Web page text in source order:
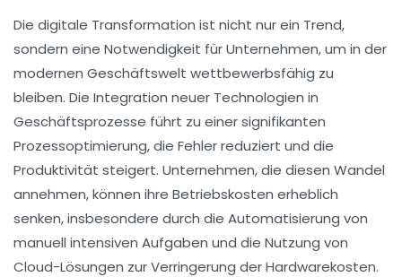
Die digitale Transformation ist nicht nur ein Trend,
sondern eine Notwendigkeit für Unternehmen, um in der
modernen Geschäftswelt wettbewerbsfähig zu
bleiben. Die Integration neuer Technologien in
Geschäftsprozesse führt zu einer signifikanten
Prozessoptimierung, die Fehler reduziert und die
Produktivität steigert. Unternehmen, die diesen Wandel
annehmen, können ihre Betriebskosten erheblich
senken, insbesondere durch die Automatisierung von
manuell intensiven Aufgaben und die Nutzung von
Cloud-Lösungen zur Verringerung der Hardwarekosten.